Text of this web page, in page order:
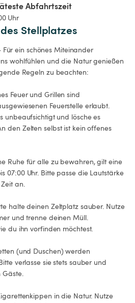
Abfahrtszeit
Uhr
Stellplatzes
ein schönes Miteinander
wohlfühlen und die Natur genießen
Regeln zu beachten:
Feuer und Grillen sind
Feuerstelle erlaubt.
unbeaufsichtigt und lösche es
den Zelten selbst ist kein offenes
Ruhe für alle zu bewahren, gilt eine
07:00 Uhr. Bitte passe die Lautstärke
an.
halte deinen Zeltplatz sauber. Nutze
und trenne deinen Müll.
du ihn vorfinden möchtest.
(und Duschen) werden
verlasse sie stets sauber und
in die Natur. Nutze